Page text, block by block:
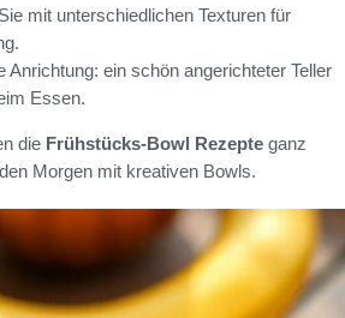
mit unterschiedlichen Texturen für
Anrichtung: ein schön angerichteter Teller
Essen.
die Frühstücks-Bowl Rezepte ganz
Morgen mit kreativen Bowls.